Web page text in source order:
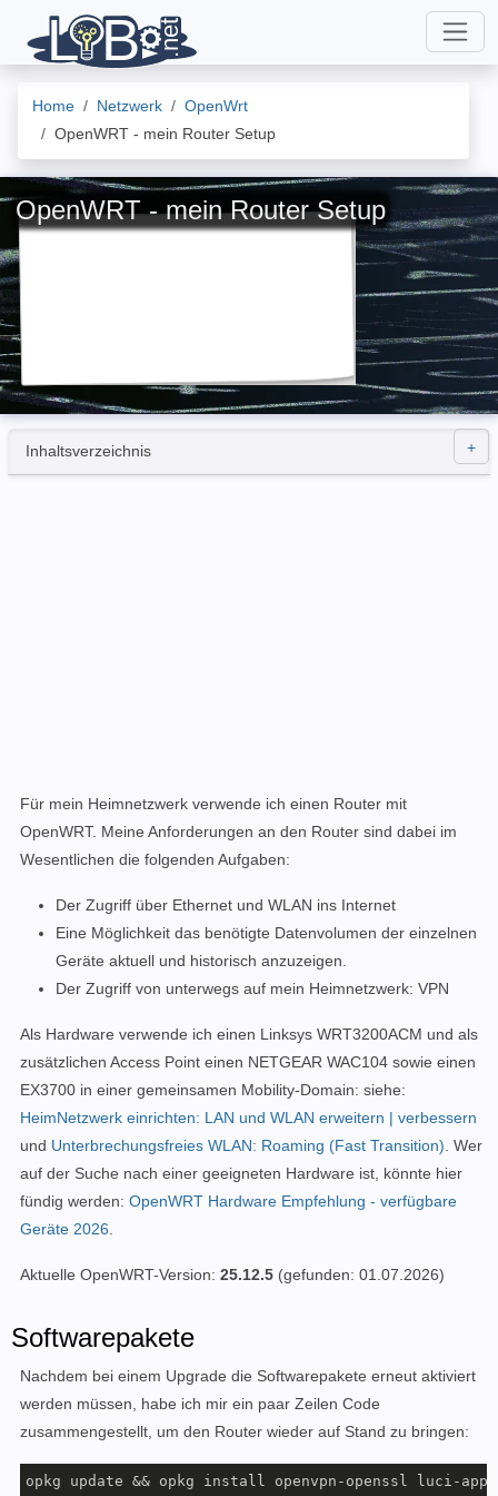
Home Netzwerk
OpenWrt
OpenWRT - mein Router Setup
OpenWRT - mein Router Setup
Inhaltsverzeichnis
Für mein Heimnetzwerk verwende ich einen Router mit
OpenWRT. Meine Anforderungen an den Router sind dabei im
Wesentlichen die folgenden Aufgaben:
Der Zugriff über Ethernet und WLAN ins Internet
Eine Möglichkeit das benötigte Datenvolumen der einzelnen
Geräte aktuell und historisch anzuzeigen.
Der Zugriff von unterwegs auf mein Heimnetzwerk: VPN
Als Hardware verwende ich einen Linksys WRT3200ACM und als
zusätzlichen Access Point einen NETGEAR WAC104 sowie einen
EX3700 in einer gemeinsamen Mobility-Domain: siehe:
HeimNetzwerk einrichten: LAN und WLAN erweitern | verbessern
und Unterbrechungsfreies WLAN: Roaming (Fast Transition) . Wer
auf der Suche nach einer geeigneten Hardware ist, könnte hier
fündig werden: OpenWRT Hardware Empfehlung - verfügbare
Geräte 2026
Aktuelle OpenWRT-Version: 25.12.5 (gefunden: 01.07.2026)
Softwarepakete
Nachdem bei einem Upgrade die Softwarepakete erneut aktiviert
werden müssen, habe ich mir ein paar Zeilen Code
zusammengestellt, um den Router wieder auf Stand zu bringen:
opkg update && opkg install openvpn-openssl luci-app-